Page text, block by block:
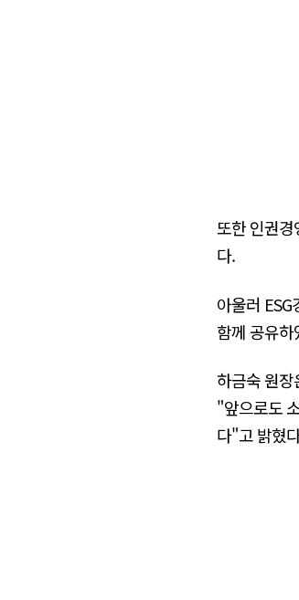
또한 인권
다.
아울러
함께 공유하
하금숙 원
"앞으로도
다"고 밝혔